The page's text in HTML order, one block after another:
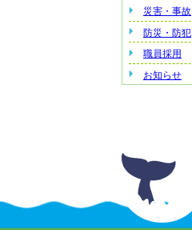
災害・事故
防災・防犯
職員採用
お知らせ